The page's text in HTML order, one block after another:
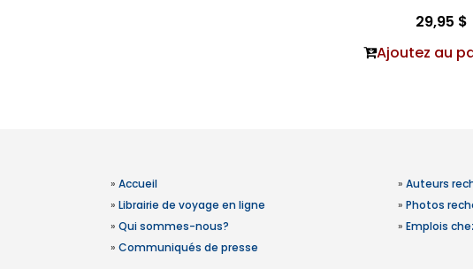
29,95 $
Ajoutez au
» Accueil
» Librairie de voyage en ligne
» Qui sommes-nous?
» Communiqués de presse
» Auteurs
» Photos
» Emplois